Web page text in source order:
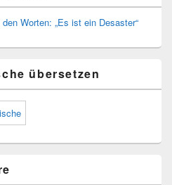
Worten: „Es ist ein Desaster“
übersetzen